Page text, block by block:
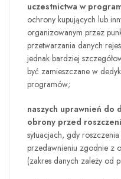
uczestnictwa w
ochrony kupujących lub
organizowanym przez
przetwarzania danych
jednak bardziej
być zamieszczane w
programów;
naszych uprawnień do
obrony przed
sytuacjach, gdy
przedawnieniu zgodnie z
(zakres danych zależy od